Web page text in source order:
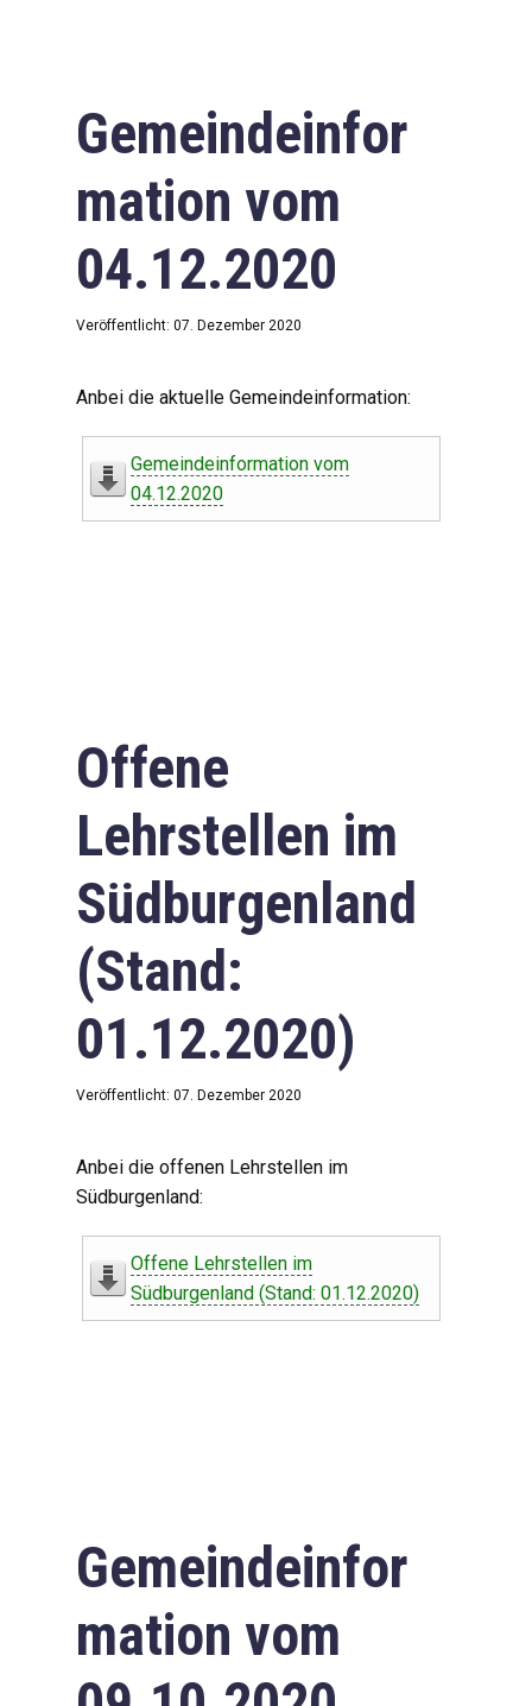
Gemeindeinfor
mation vom
04.12.2020
Veröffentlicht: 07. Dezember 2020
Anbei die aktuelle Gemeindeinformation:
Gemeindeinformation vom
04.12.2020
Offene
Lehrstellen im
Südburgenland
(Stand:
01.12.2020)
Veröffentlicht: 07. Dezember 2020
Anbei die offenen Lehrstellen im
Südburgenland:
Offene Lehrstellen im
Südburgenland (Stand: 01.12.2020)
Gemeindeinfor
mation vom